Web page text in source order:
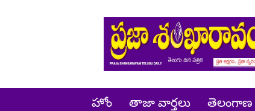
Prajashankaravam
హోం తాజా వార్తలు తెలంగాణ